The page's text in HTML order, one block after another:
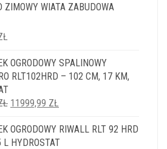
ZIMOWY WIATA ZABUDOWA
OGRODOWY SPALINOWY
RLT102HRD – 102 CM, 17 KM,
PIERWOTNA
WYNOSIŁA:
14999,99 ZŁ.
11999,99 ZŁ
WYNOSI:
11999,99 ZŁ.
OGRODOWY RIWALL RLT 92 HRD
HYDROSTAT